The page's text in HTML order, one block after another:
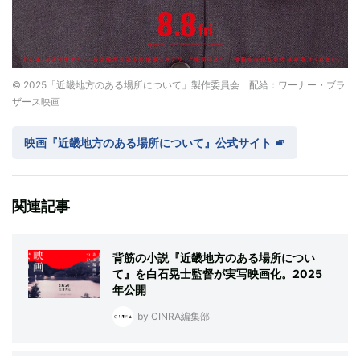
© 2025「近畿地方のある場所について」製作委員会 配給：ワーナー・ブラ
ザース映画
映画『近畿地方のある場所について』公式サイト
関連記事
背筋の小説『近畿地方のある場所につい
て』を白石晃士監督が実写映画化。2025
年公開
by CINRA編集部